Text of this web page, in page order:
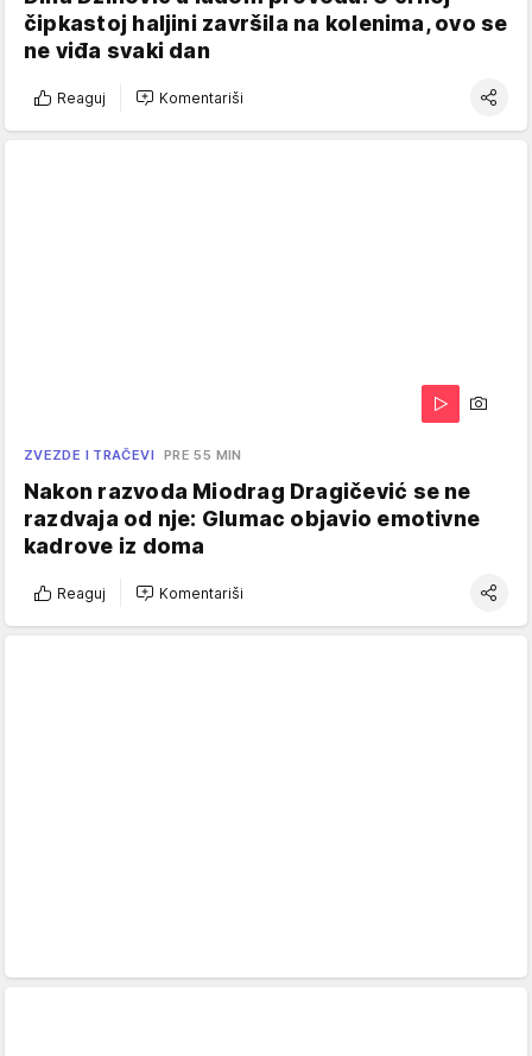
čipkastoj haljini završila na kolenima, ovo se
ne viđa svaki dan
Reaguj Komentariši
ZVEZDE I TRAČEVI PRE 55 MIN
Nakon razvoda Miodrag Dragičević se ne
razdvaja od nje: Glumac objavio emotivne
kadrove iz doma
Reaguj Komentariši